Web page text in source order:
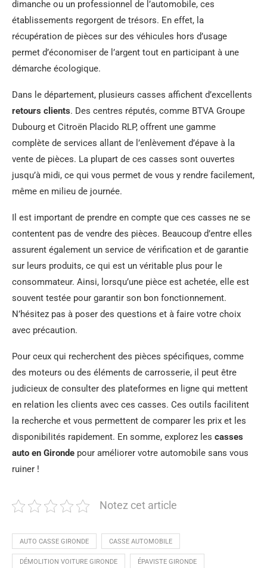
dimanche ou un professionnel de l’automobile, ces
établissements regorgent de trésors. En effet, la
récupération de pièces sur des véhicules hors d’usage
permet d’économiser de l’argent tout en participant à une
démarche écologique.
Dans le département, plusieurs casses affichent d’excellents
retours clients. Des centres réputés, comme BTVA Groupe
Dubourg et Citroën Placido RLP, offrent une gamme
complète de services allant de l’enlèvement d’épave à la
vente de pièces. La plupart de ces casses sont ouvertes
jusqu’à midi, ce qui vous permet de vous y rendre facilement,
même en milieu de journée.
Il est important de prendre en compte que ces casses ne se
contentent pas de vendre des pièces. Beaucoup d’entre elles
assurent également un service de vérification et de garantie
sur leurs produits, ce qui est un véritable plus pour le
consommateur. Ainsi, lorsqu’une pièce est achetée, elle est
souvent testée pour garantir son bon fonctionnement.
N’hésitez pas à poser des questions et à faire votre choix
avec précaution.
Pour ceux qui recherchent des pièces spécifiques, comme
des moteurs ou des éléments de carrosserie, il peut être
judicieux de consulter des plateformes en ligne qui mettent
en relation les clients avec ces casses. Ces outils facilitent
la recherche et vous permettent de comparer les prix et les
disponibilités rapidement. En somme, explorez les casses
auto en Gironde pour améliorer votre automobile sans vous
ruiner !
Notez cet article
AUTO CASSE GIRONDE CASSE AUTOMOBILE
DÉMOLITION VOITURE GIRONDE ÉPAVISTE GIRONDE